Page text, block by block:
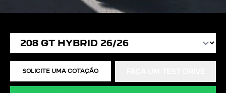
SOLICITE UMA COTAÇÃO